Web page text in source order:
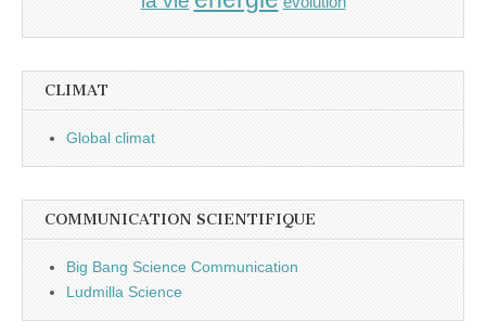
CLIMAT
Global climat
COMMUNICATION SCIENTIFIQUE
Big Bang Science Communication
Ludmilla Science